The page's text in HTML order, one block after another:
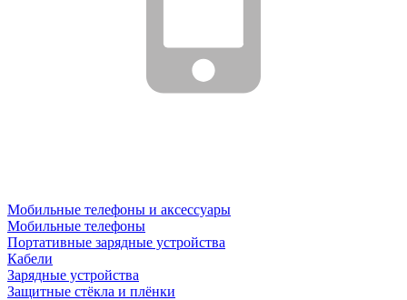
Мобильные телефоны и аксессуары
Мобильные телефоны
Портативные зарядные устройства
Кабели
Зарядные устройства
Защитные стёкла и плёнки